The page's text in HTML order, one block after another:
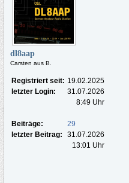
dl8aap
Carsten aus B.
Registriert seit: 19.02.2025
letzter Login:
31.07.2026
8:49 Uhr
Beiträge:
29
letzter Beitrag:
31.07.2026
13:01 Uhr